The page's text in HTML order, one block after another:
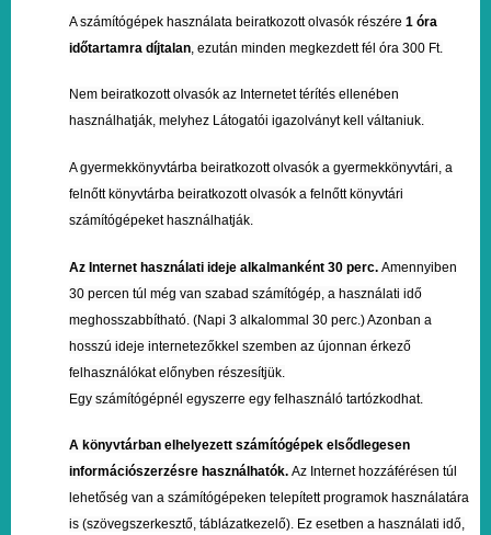
A számítógépek használata beiratkozott olvasók részére 1 óra
időtartamra díjtalan, ezután minden megkezdett fél óra 300 Ft.
Nem beiratkozott olvasók az Internetet térítés ellenében
használhatják, melyhez Látogatói igazolványt kell váltaniuk.
A gyermekkönyvtárba beiratkozott olvasók a gyermekkönyvtári, a
felnőtt könyvtárba beiratkozott olvasók a felnőtt könyvtári
számítógépeket használhatják.
Az Internet használati ideje alkalmanként 30 perc.Amennyiben
30 percen túl még van szabad számítógép, a használati idő
meghosszabbítható. (Napi 3 alkalommal 30 perc.) Azonban a
hosszú ideje internetezőkkel szemben az újonnan érkező
felhasználókat előnyben részesítjük.
Egy számítógépnél egyszerre egy felhasználó tartózkodhat.
A könyvtárban elhelyezett számítógépek elsődlegesen
információszerzésre használhatók.Az Internet hozzáférésen túl
lehetőség van a számítógépeken telepített programok használatára
is (szövegszerkesztő, táblázatkezelő). Ez esetben a használati idő,